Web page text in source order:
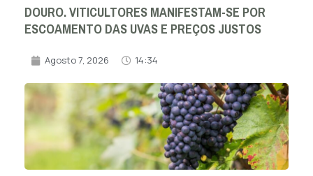
DOURO. VITICULTORES MANIFESTAM-SE POR
ESCOAMENTO DAS UVAS E PREÇOS JUSTOS
Agosto 7, 2026 14:34